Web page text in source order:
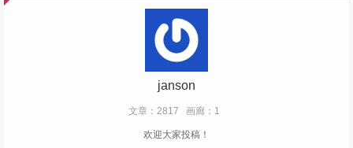
janson
文章：2817 画廊：1
欢迎大家投稿！